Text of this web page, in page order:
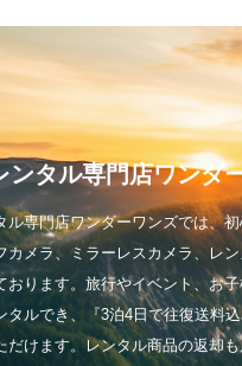
ンタル専門店ワンダ
ル専門店ワンダーワンズでは、
カメラ、ミラーレスカメラ、レ
おります。旅行やイベント、お
タルでき、『3泊4日で往復送料
だけます。レンタル商品の返却